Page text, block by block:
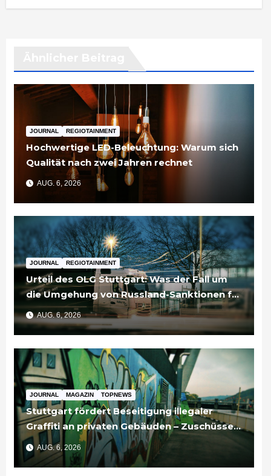
JOURNAL REGIOTAINMENT
Hochwertige LED-Beleuchtung: Warum sich
Qualität nach zwei Jahren rechnet
AUG. 6, 2026
JOURNAL REGIOTAINMENT
Urteil des OLG Stuttgart: Was der Fall um
die Umgehung von Russland-Sanktionen für
Unternehmen bedeutet
AUG. 6, 2026
JOURNAL MAGAZIN TOPNEWS
Stuttgart fördert Beseitigung illegaler
Graffiti an privaten Gebäuden – Zuschüsse
bis 3.500 Euro
AUG. 6, 2026